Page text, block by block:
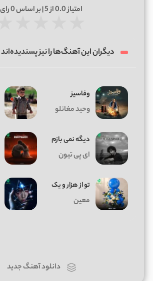
امتیاز0.0از 5 | بر اساس 0رای
دیگران این آهنگ‌ها را نیز
وفاسیز
وحید مغانلو
دیگه نمی بازم
ای پی تیون
تو از هزار و یک
معین
دانلود آهنگ جدید